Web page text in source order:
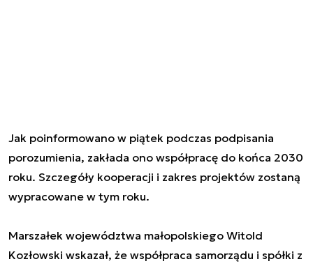
Jak poinformowano w piątek podczas podpisania
porozumienia, zakłada ono współpracę do końca 2030
roku. Szczegóły kooperacji i zakres projektów zostaną
wypracowane w tym roku.
Marszałek województwa małopolskiego Witold
Kozłowski wskazał, że współpraca samorządu i spółki z